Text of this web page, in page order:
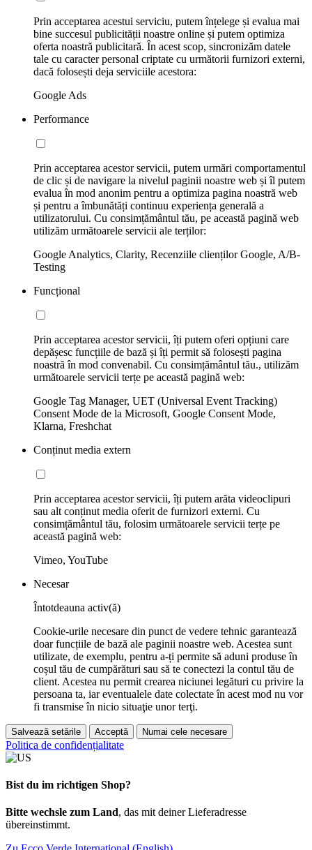
Prin acceptarea acestui serviciu, putem înțelege și evalua mai
bine succesul publicității noastre online și putem optimiza
oferta noastră publicitară. În acest scop, sincronizăm datele
tale cu caracter personal criptate cu următorii furnizori externi,
dacă folosești deja serviciile acestora:
Google Ads
Performance
Prin acceptarea acestor servicii, putem urmări comportamentul
de clic și de navigare la nivelul paginii noastre web și îl putem
evalua în mod anonim pentru a optimiza pagina noastră web
și pentru a îmbunătăți continuu experiența generală a
utilizatorului. Cu consimțământul tău, pe această pagină web
utilizăm următoarele servicii ale terților:
Google Analytics, Clarity, Recenziile clienților Google, A/B-
Testing
Funcțional
Prin acceptarea acestor servicii, îți putem oferi opțiuni care
depășesc funcțiile de bază și îți permit să folosești pagina
noastră în mod convenabil. Cu consimțământul tău., utilizăm
următoarele servicii terțe pe această pagină web:
Google Tag Manager, UET (Universal Event Tracking)
Consent Mode de la Microsoft, Google Consent Mode,
Klarna, Freshchat
Conținut media extern
Prin acceptarea acestor servicii, îți putem arăta videoclipuri
sau alt conținut media oferit de furnizori externi. Cu
consimțământul tău, folosim următoarele servicii terțe pe
această pagină web:
Vimeo, YouTube
Necesar
Întotdeauna activ(ă)
Cookie-urile necesare din punct de vedere tehnic garantează
doar funcțiile de bază ale paginii noastre web. Acestea sunt
utilizate, de exemplu, pentru a-ți permite să aduni produse în
coșul tău de cumpărături sau să te conectezi la contul tău de
client. Acestea nu permit crearea niciunei legături cu privire la
persoana ta, iar eventualele date colectate în acest mod nu vor
fi transmise în nicio situaţie unor terţi.
Salvează setările Acceptă Numai cele necesare
Politica de confidențialitate
Bist du im richtigen Shop?
Bitte wechsle zum Land, das mit deiner Lieferadresse
übereinstimmt.